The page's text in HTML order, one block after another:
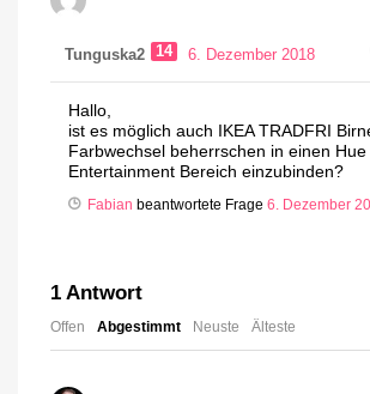
Tunguska2 14 6. Dezember 2018
Hallo,
ist es möglich auch IKEA TRADFRI
Farbwechsel beherrschen in einen Hue
Entertainment Bereich einzubinden?
Fabian beantwortete Frage 6. Dezember
1 Antwort
Offen Abgestimmt Neuste Älteste